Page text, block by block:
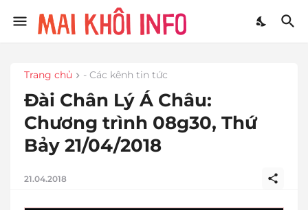
Trang chủ - Các kênh tin tức
Đài Chân Lý Á Châu:
Chương trình 08g30, Thứ
Bảy 21/04/2018
21.04.2018